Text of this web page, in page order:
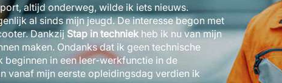
altijd onderweg, wilde ik iets nieuws.
al sinds mijn jeugd. De interesse begon met
Dankzij Stap in techniek heb ik nu van mijn
maken. Ondanks dat ik geen technische
beginnen in een leer-werkfunctie in de
vanaf mijn eerste opleidingsdag verdien ik